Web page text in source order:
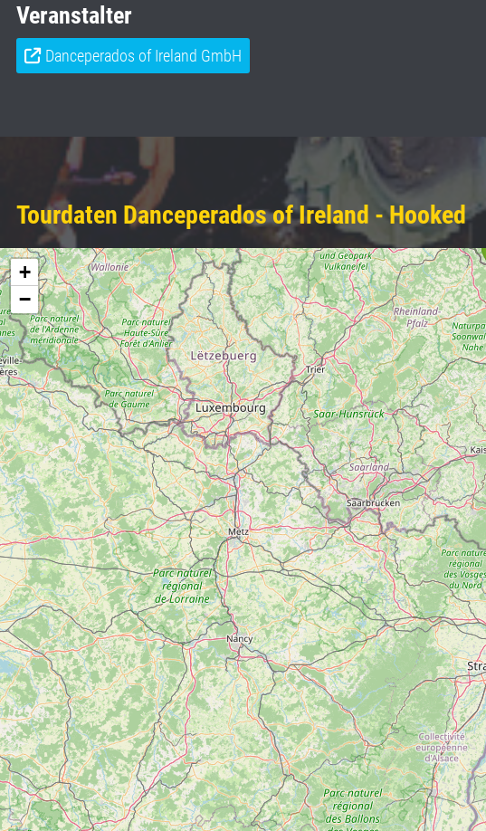
Veranstalter
Danceperados of Ireland GmbH
Tourdaten Danceperados of Ireland - Hooked
+
−